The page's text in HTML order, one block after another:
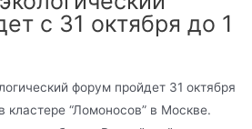
с 31 октября до 1
форум пройдет 31 октября
кластере “Ломоносов” в Москве.